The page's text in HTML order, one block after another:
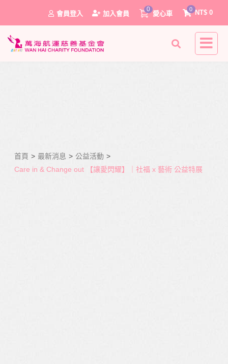
會員登入 加入會員
0
愛心車 NT$ 0
0
首頁 > 最新消息 > 公益活動 >
Care in & Change out 【讓愛閃耀】｜社福 x 藝術 公益特展